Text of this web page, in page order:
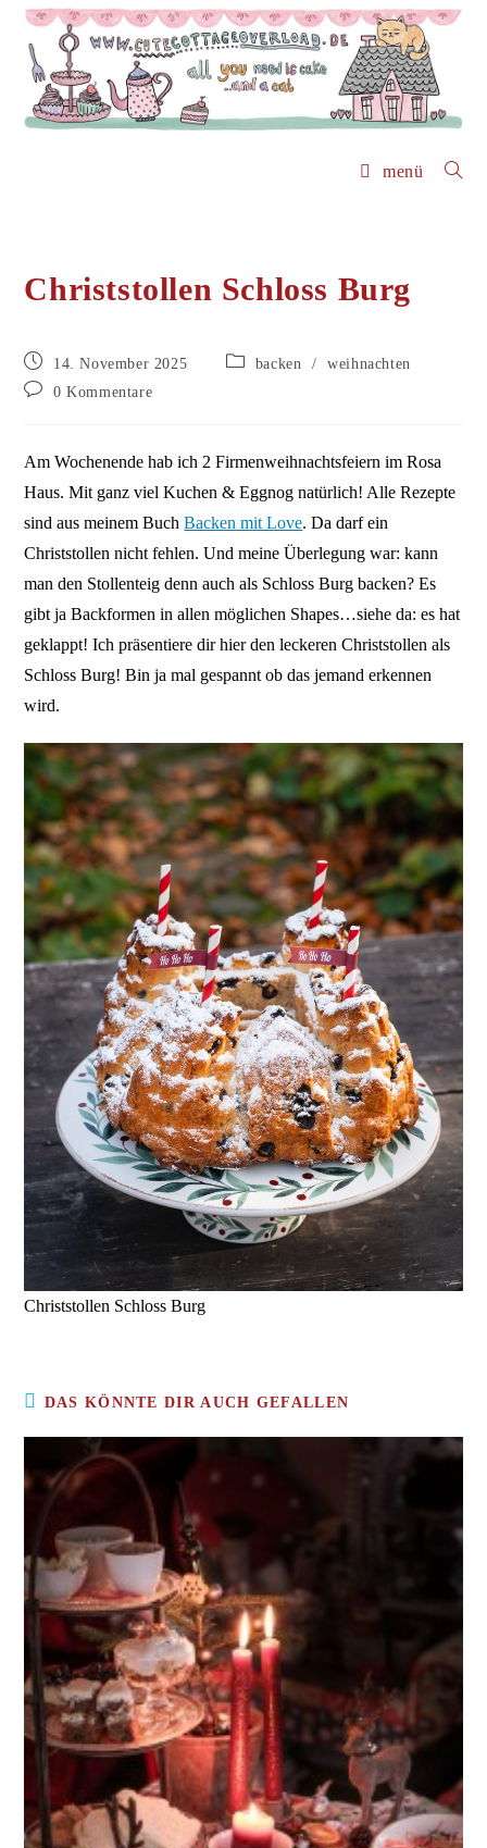
Zum
Inhalt
springen
menü
Christstollen Schloss Burg
Beitrag
veröffentlicht:
14. November 2025
Beitrags-
backen /
weihnachten
Beitrags-0 Kommentare
Am Wochenende hab ich 2 Firmenweihnachtsfeiern im Rosa
Haus. Mit ganz viel Kuchen & Eggnog natürlich! Alle Rezepte
sind aus meinem BuchBacken mit Love. Da darf ein
Christstollen nicht fehlen. Und meine Überlegung war: kann
man den Stollenteig denn auch als Schloss Burg backen? Es
gibt ja Backformen in allen möglichen Shapes…siehe da: es hat
geklappt! Ich präsentiere dir hier den leckeren Christstollen als
Schloss Burg! Bin ja mal gespannt ob das jemand erkennen
wird.
Christstollen Schloss Burg
DAS KÖNNTE DIR AUCH GEFALLEN